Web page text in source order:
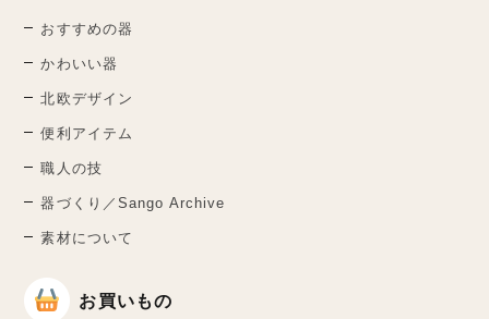
おすすめの器
かわいい器
北欧デザイン
便利アイテム
職人の技
器づくり／Sango Archive
素材について
お買いもの